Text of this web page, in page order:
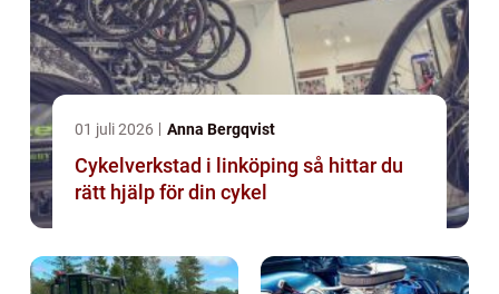
01 juli 2026 Anna Bergqvist
Cykelverkstad i linköping så hittar du
rätt hjälp för din cykel